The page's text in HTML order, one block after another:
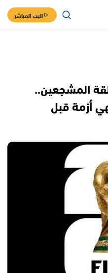
البث المباشر
المشجعين..
أزمة قبل